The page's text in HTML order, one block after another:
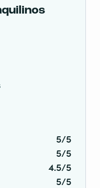
5/5
5/5
4.5/5
5/5